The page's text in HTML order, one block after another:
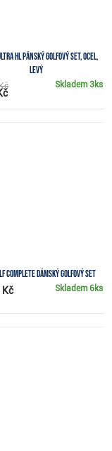
HL pánský golfový set, ocel,
levý
Skladem3ks
Complete dámský golfový set
Skladem6ks
Kč